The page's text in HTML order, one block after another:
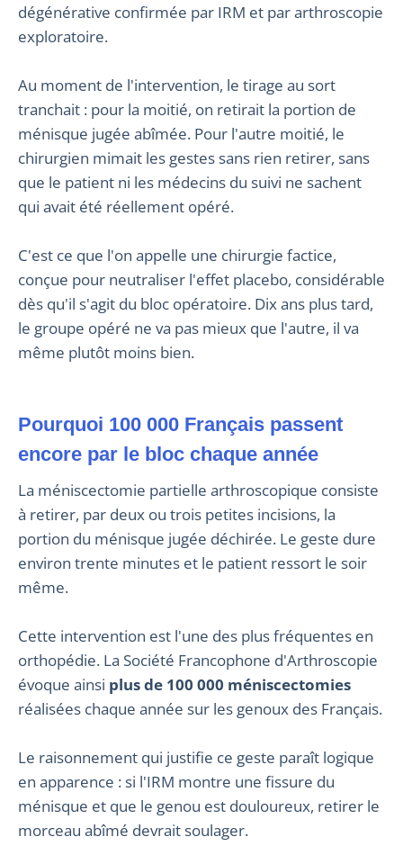
dégénérative confirmée par IRM et par arthroscopie
exploratoire.
Au moment de l'intervention, le tirage au sort
tranchait : pour la moitié, on retirait la portion de
ménisque jugée abîmée. Pour l'autre moitié, le
chirurgien mimait les gestes sans rien retirer, sans
que le patient ni les médecins du suivi ne sachent
qui avait été réellement opéré.
C'est ce que l'on appelle une chirurgie factice,
conçue pour neutraliser l'effet placebo, considérable
dès qu'il s'agit du bloc opératoire. Dix ans plus tard,
le groupe opéré ne va pas mieux que l'autre, il va
même plutôt moins bien.
Pourquoi 100 000 Français passent
encore par le bloc chaque année
La méniscectomie partielle arthroscopique consiste
à retirer, par deux ou trois petites incisions, la
portion du ménisque jugée déchirée. Le geste dure
environ trente minutes et le patient ressort le soir
même.
Cette intervention est l'une des plus fréquentes en
orthopédie. La Société Francophone d'Arthroscopie
évoque ainsi plus de 100 000 méniscectomies
réalisées chaque année sur les genoux des Français.
Le raisonnement qui justifie ce geste paraît logique
en apparence : si l'IRM montre une fissure du
ménisque et que le genou est douloureux, retirer le
morceau abîmé devrait soulager.